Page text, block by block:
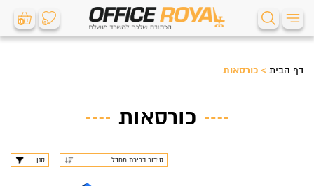
0 0
דף הבית > כורסאות
כורסאות
סנן